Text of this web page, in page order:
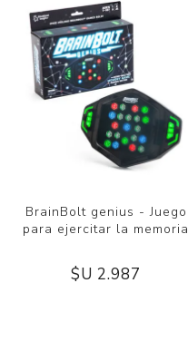
BrainBolt genius - Juego
para ejercitar la memoria
$U 2.987